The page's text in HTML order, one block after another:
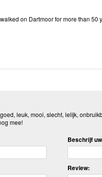
on Dartmoor for more than 50
leuk, mooi, slecht, lelijk,
mee!
Beschrijf
Review: